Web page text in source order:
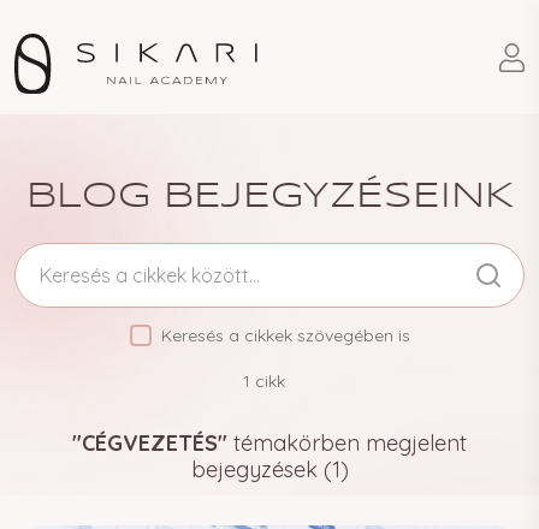
BLOG BEJEGYZÉSEINK
Műkörömépítő cikkek és hírek
Keresés a cikkek szövegében is
1 cikk
"CÉGVEZETÉS" témakörben megjelent
bejegyzések (1)